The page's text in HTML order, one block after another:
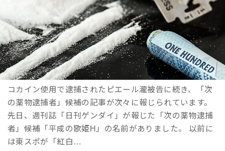
コカイン使用で逮捕されたピエール瀧被告に続き、「次
の薬物逮捕者」候補の記事が次々に報じられています。
先日、週刊誌「日刊ゲンダイ」が報じた「次の薬物逮捕
者」候補「平成の歌姫H」の名前がありました。 以前に
は東スポが「紅白…